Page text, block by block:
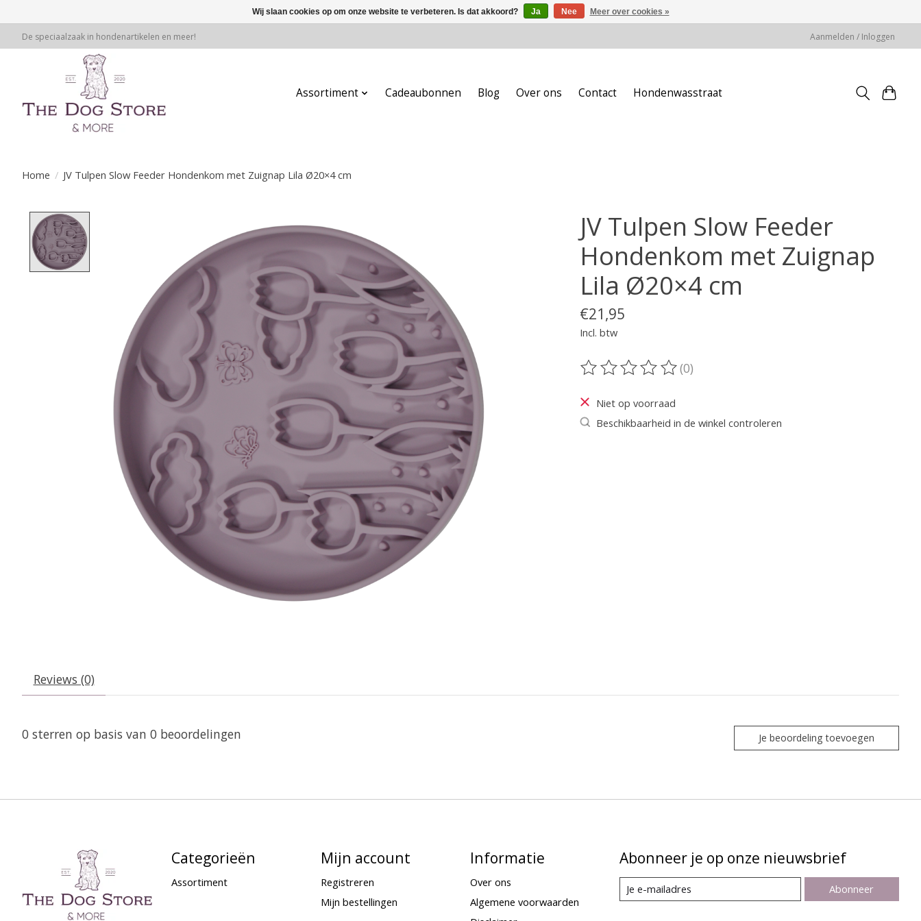
De speciaalzaak in hondenartikelen en meer! Aanmelden / Inloggen
Assortiment Cadeaubonnen Blog Over ons Contact Hondenwasstraat
Home / JV Tulpen Slow Feeder Hondenkom met Zuignap Lila Ø20×4 cm
JV Tulpen Slow Feeder
Hondenkom met Zuignap
Lila Ø20×4 cm
€21,95
Incl. btw
De beoordeling van dit product is
(0)
Niet op voorraad
Beschikbaarheid in de winkel controleren
Reviews (0)
0 sterren op basis van 0 beoordelingen Je beoordeling toevoegen
Categorieën
Assortiment
Mijn account
Registreren
Mijn bestellingen
Informatie
Over ons
Algemene voorwaarden
Abonneer je op onze nieuwsbrief
Abonneer
Wij slaan cookies op om onze website te verbeteren. Is dat akkoord? Ja Nee Meer over cookies »